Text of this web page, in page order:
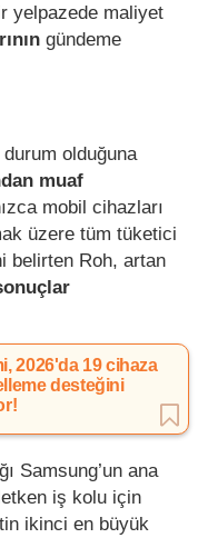
yelpazede maliyet
gündeme
olduğuna
muaf
mobil cihazları
üzere tüm tüketici
belirten Roh, artan
2026'da 19 cihaza
desteğini
Samsung’un ana
iş kolu için
ikinci en büyük